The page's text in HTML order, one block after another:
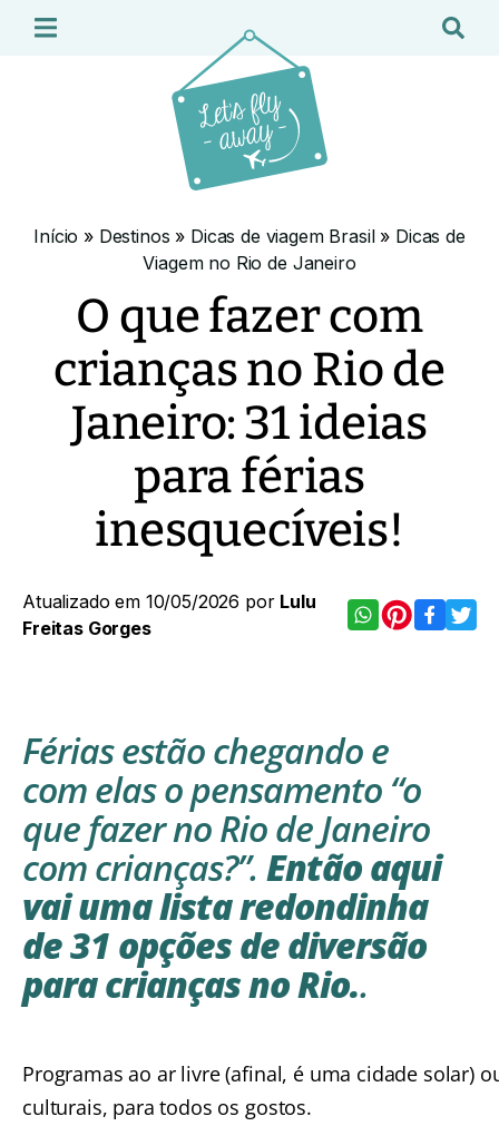
Início » Destinos » Dicas de viagem Brasil» Dicas de
Viagem no Rio de Janeiro
O que fazer com
crianças no Rio de
Janeiro: 31 ideias
para férias
inesquecíveis!
Atualizado em 10/05/2026 por Lulu
Freitas Gorges
Férias estão chegando e
com elas o pensamento “o
que fazer no Rio de Janeiro
com crianças?”. Então aqui
vai uma lista redondinha
de 31 opções de diversão
para crianças no Rio..
Programas ao ar livre (afinal, é uma cidade solar)
culturais, para todos os gostos.